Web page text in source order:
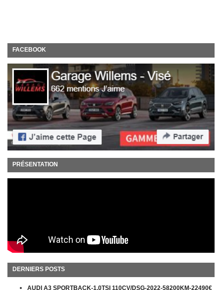
FACEBOOK
PRÉSENTATION
DERNIERS POSTS
AUDI A3 SPORTBACK-1.0TSI 110CV/DSG-2022-58200KM-22490€